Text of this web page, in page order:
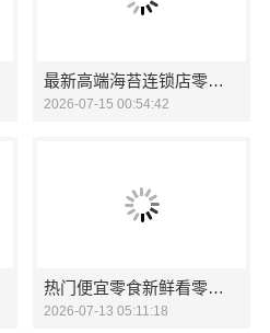
最新高端海苔连锁店零食大明星
2026-07-15 00:54:42
热门便宜零食新鲜看零食大明星
2026-07-13 05:11:18